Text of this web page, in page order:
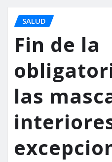
SALUD
Fin de la
las